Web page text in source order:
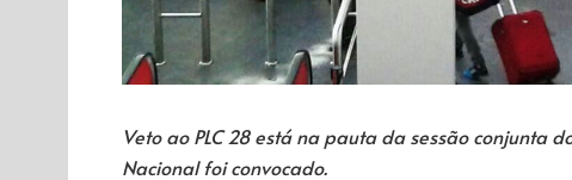
Veto ao PLC 28 está na pauta da sessão conjunta
Nacional foi convocado.